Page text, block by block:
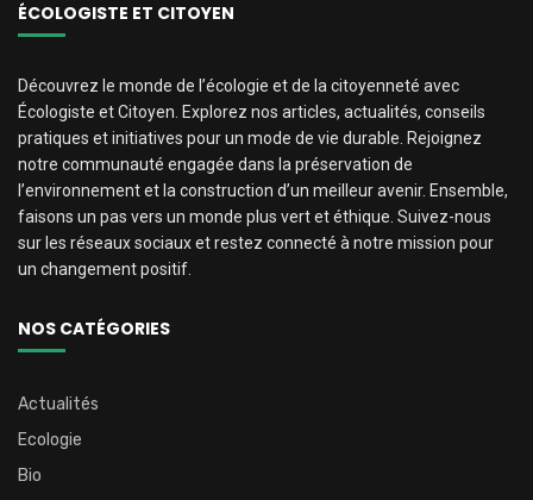
ÉCOLOGISTE ET CITOYEN
Découvrez le monde de l’écologie et de la citoyenneté avec
Écologiste et Citoyen. Explorez nos articles, actualités, conseils
pratiques et initiatives pour un mode de vie durable. Rejoignez
notre communauté engagée dans la préservation de
l’environnement et la construction d’un meilleur avenir. Ensemble,
faisons un pas vers un monde plus vert et éthique. Suivez-nous
sur les réseaux sociaux et restez connecté à notre mission pour
un changement positif.
NOS CATÉGORIES
Actualités
Ecologie
Bio